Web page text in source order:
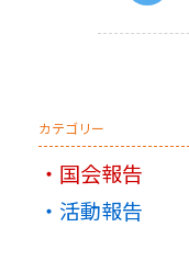
カテゴリー
国会報告
活動報告